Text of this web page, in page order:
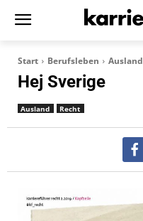
Start Berufsleben Ausland
Hej Sverige
Ausland Recht